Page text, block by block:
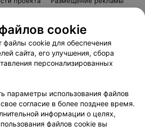
соглашение
Способы оплаты
Партнеры
руководителю 103.by
персональных данных
cookie
файлы cookie для обеспечения
сайта, его улучшения, сбора
персонализированных
параметры использования файлов
согласие в более позднее время.
информации о целях,
файлов cookie вы